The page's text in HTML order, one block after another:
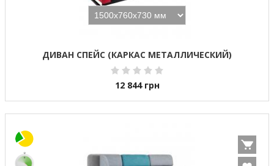
ДИВАН СПЕЙС (КАРКАС МЕТАЛЛИЧЕСКИЙ)
12 844 грн